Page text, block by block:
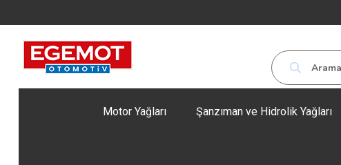
Motor Yağları Şanzıman ve Hidrolik Yağları